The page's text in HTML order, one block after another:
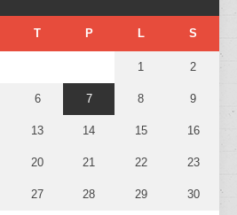
T P L S
1 2
6 7 8 9
13 14 15 16
20 21 22 23
27 28 29 30